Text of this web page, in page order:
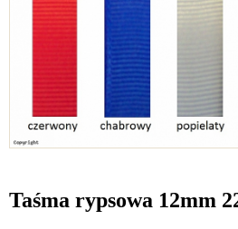
Taśma rypsowa 12mm